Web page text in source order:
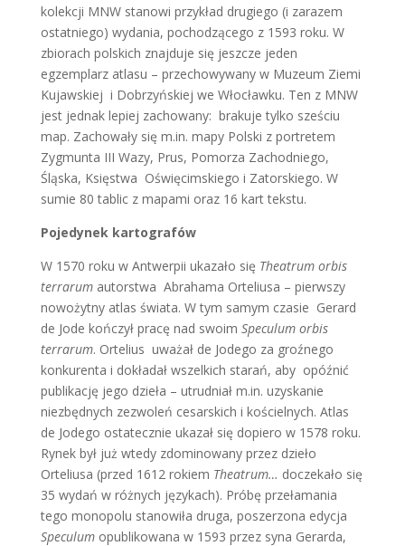
kolekcji MNW stanowi przykład drugiego (i zarazem
ostatniego) wydania, pochodzącego z 1593 roku. W
zbiorach polskich znajduje się jeszcze jeden
egzemplarz atlasu – przechowywany w Muzeum Ziemi
Kujawskiej i Dobrzyńskiej we Włocławku. Ten z MNW
jest jednak lepiej zachowany: brakuje tylko sześciu
map. Zachowały się m.in. mapy Polski z portretem
Zygmunta III Wazy, Prus, Pomorza Zachodniego,
Śląska, Księstwa Oświęcimskiego i Zatorskiego. W
sumie 80 tablic z mapami oraz 16 kart tekstu.
Pojedynek kartografów
W 1570 roku w Antwerpii ukazało się Theatrum orbis
terrarum autorstwa Abrahama Orteliusa – pierwszy
nowożytny atlas świata. W tym samym czasie Gerard
de Jode kończył pracę nad swoim Speculum orbis
terrarum. Ortelius uważał de Jodego za groźnego
konkurenta i dokładał wszelkich starań, aby opóźnić
publikację jego dzieła – utrudniał m.in. uzyskanie
niezbędnych zezwoleń cesarskich i kościelnych. Atlas
de Jodego ostatecznie ukazał się dopiero w 1578 roku.
Rynek był już wtedy zdominowany przez dzieło
Orteliusa (przed 1612 rokiem Theatrum… doczekało się
35 wydań w różnych językach). Próbę przełamania
tego monopolu stanowiła druga, poszerzona edycja
Speculum opublikowana w 1593 przez syna Gerarda,